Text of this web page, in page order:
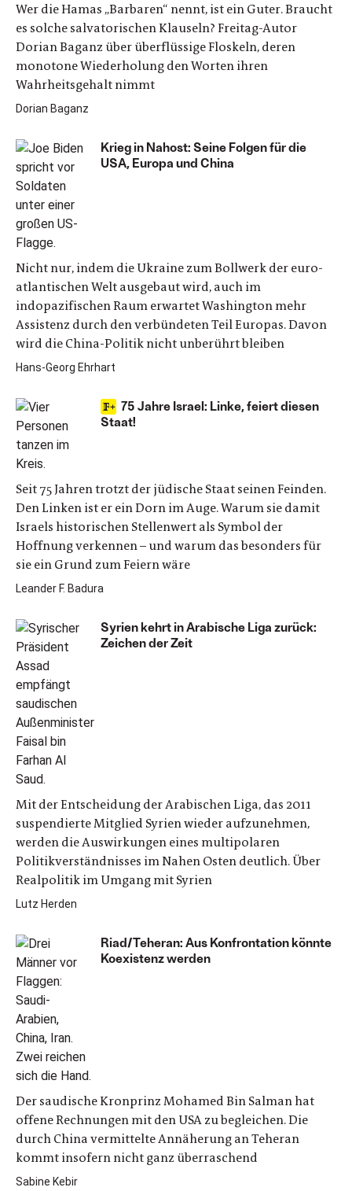
Wer die Hamas „Barbaren“ nennt, ist ein Guter. Braucht
es solche salvatorischen Klauseln? Freitag-Autor
Dorian Baganz über überflüssige Floskeln, deren
monotone Wiederholung den Worten ihren
Wahrheitsgehalt nimmt
Dorian Baganz
Krieg in Nahost: Seine Folgen für die
USA, Europa und China
Nicht nur, indem die Ukraine zum Bollwerk der euro-
atlantischen Welt ausgebaut wird, auch im
indopazifischen Raum erwartet Washington mehr
Assistenz durch den verbündeten Teil Europas. Davon
wird die China-Politik nicht unberührt bleiben
Hans-Georg Ehrhart
75 Jahre Israel: Linke, feiert diesen
Staat!
Seit 75 Jahren trotzt der jüdische Staat seinen Feinden.
Den Linken ist er ein Dorn im Auge. Warum sie damit
Israels historischen Stellenwert als Symbol der
Hoffnung verkennen – und warum das besonders für
sie ein Grund zum Feiern wäre
Leander F. Badura
Syrien kehrt in Arabische Liga zurück:
Zeichen der Zeit
Mit der Entscheidung der Arabischen Liga, das 2011
suspendierte Mitglied Syrien wieder aufzunehmen,
werden die Auswirkungen eines multipolaren
Politikverständnisses im Nahen Osten deutlich. Über
Realpolitik im Umgang mit Syrien
Lutz Herden
Riad/Teheran: Aus Konfrontation könnte
Koexistenz werden
Der saudische Kronprinz Mohamed Bin Salman hat
offene Rechnungen mit den USA zu begleichen. Die
durch China vermittelte Annäherung an Teheran
kommt insofern nicht ganz überraschend
Sabine Kebir